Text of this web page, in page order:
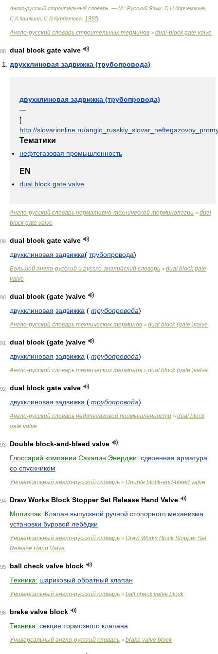
Англо-русский строительный словарь. — М.: Русский Язык. С.Н.Корчемкина,
С.К.Кашкина, С.В.Курбатова 1995
Англо-русский словарь строительных терминов > dual-block gate valve
88
dual block gate valve
двухклиновая задвижка (трубопровода)
двухклиновая задвижка (трубопровода)
—
[
http://slovarionline.ru/
Тематики
нефтегазовая промышленность
EN
dual block gate valve
Англо-русский словарь нормативно-технической терминологии > dual
block gate valve
89
dual block gate valve
двухклиновая задвижка( трубопровода)
Большой англо-русский и русско-английский словарь > dual block gate
valve
90
dual block (gate )valve
двухклиновая задвижка ( трубопровода)
Англо-русский словарь технических терминов > dual block (gate )valve
91
dual block (gate )valve
двухклиновая задвижка ( трубопровода)
Англо-русский словарь технических терминов > dual block (gate )valve
92
dual block gate valve
двухклиновая задвижка ( трубопровода)
Англо-русский словарь нефтегазовой промышленности > dual block
gate valve
93
Double block-and-bleed valve
Глоссарий компании Сахалин Энерджи: сдвоенная арматура
со спускником
Универсальный англо-русский словарь > Double block-and-bleed valve
94
Draw Works Block Stopper Set Release Hand Valve
Моликпак: Клапан выпускной ручной стопорного механизма
установки буровой лебёдки
Универсальный англо-русский словарь > Draw Works Block Stopper Set
Release Hand Valve
95
ball check valve block
Техника: шариковый обратный клапан
Универсальный англо-русский словарь > ball check valve block
96
brake valve block
Техника: секция тормозного клапана
Универсальный англо-русский словарь > brake valve block